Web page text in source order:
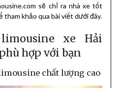
sẽ chỉ ra nhà xe tốt
tham khảo qua bài viết dưới đây.
xe Hải
hợp với bạn
chất lượng cao